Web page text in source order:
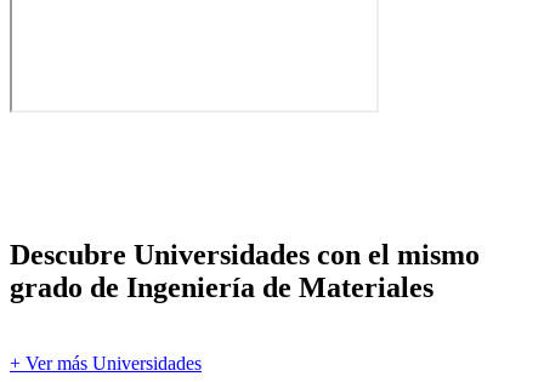
Descubre Universidades con el mismo
grado de Ingeniería de Materiales
+ Ver más Universidades